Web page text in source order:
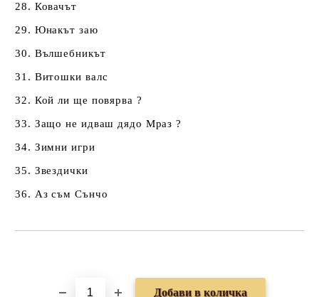
28. Ковачът
29. Юнакът заю
30. Вълшебникът
31. Витошки валс
32. Кой ли ще повярва ?
33. Защо не идваш дядо Мраз ?
34. Зимни игри
35. Звездички
36. Аз съм Сънчо